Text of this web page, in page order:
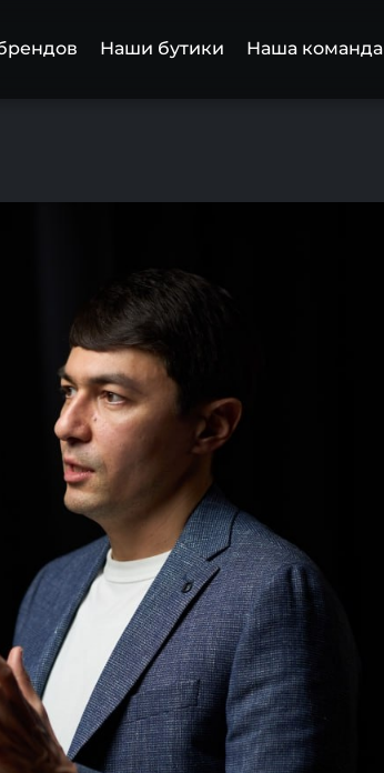
Наши бутики Наша команда